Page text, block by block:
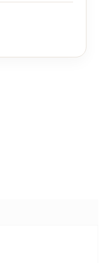
hvězdiček.